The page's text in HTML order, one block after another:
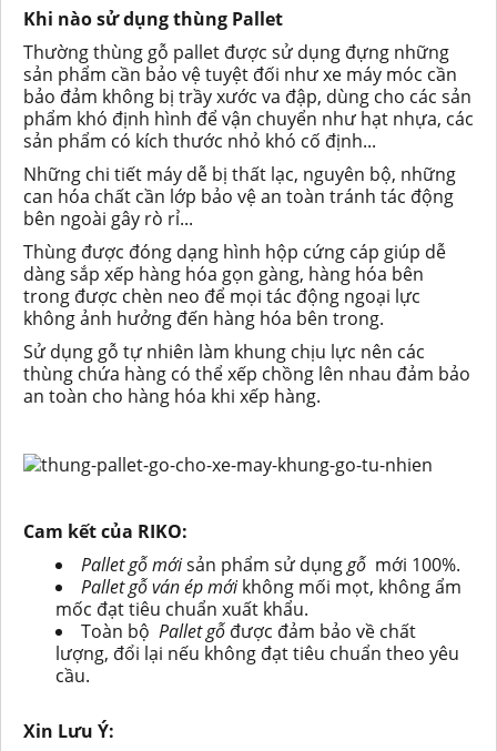
Khi nào sử dụng thùng Pallet
Thường thùng gỗ pallet được sử dụng đựng những
sản phẩm cần bảo vệ tuyệt đối như xe máy móc cần
bảo đảm không bị trầy xước va đập, dùng cho các sản
phẩm khó định hình để vận chuyển như hạt nhựa, các
sản phẩm có kích thước nhỏ khó cố định...
Những chi tiết máy dễ bị thất lạc, nguyên bộ, những
can hóa chất cần lớp bảo vệ an toàn tránh tác động
bên ngoài gây rò rỉ...
Thùng được đóng dạng hình hộp cứng cáp giúp dễ
dàng sắp xếp hàng hóa gọn gàng, hàng hóa bên
trong được chèn neo để mọi tác động ngoại lực
không ảnh hưởng đến hàng hóa bên trong.
Sử dụng gỗ tự nhiên làm khung chịu lực nên các
thùng chứa hàng có thể xếp chồng lên nhau đảm bảo
an toàn cho hàng hóa khi xếp hàng.
Cam kết của RIKO:
Pallet gỗ mớisản phẩm sử dụnggỗ mới 100%.
Pallet gỗ ván ép mớikhông mối mọt, không ẩm
mốc đạt tiêu chuẩn xuất khẩu.
Toàn bộPallet gỗ được đảm bảo về chất
lượng, đổi lại nếu không đạt tiêu chuẩn theo yêu
cầu.
Xin Lưu Ý: